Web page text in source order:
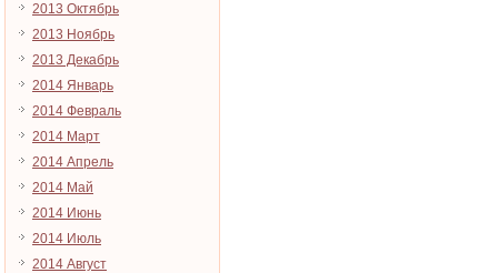
2013 Октябрь
2013 Ноябрь
2013 Декабрь
2014 Январь
2014 Февраль
2014 Март
2014 Апрель
2014 Май
2014 Июнь
2014 Июль
2014 Август